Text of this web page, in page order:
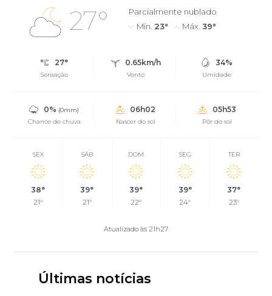
27°
Parcialmente nublado
Mín. 23° Máx. 39°
27°
Sensação
0.65km/h
Vento
34%
Umidade
0% (0mm)
Chance de chuva
06h02
Nascer do sol
05h53
Pôr do sol
SEX
38°
21°
SÁB
39°
21°
DOM
39°
22°
SEG
39°
24°
TER
37°
23°
Atualizado às 21h27
Últimas notícias